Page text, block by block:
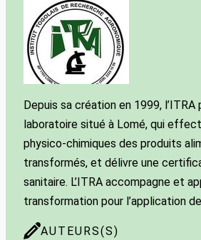
Depuis sa création en 1999, l’ITRA
laboratoire situé à Lomé, qui
physico-chimiques des produits
transformés, et délivre une
sanitaire. L’ITRA accompagne et
transformation pour l’application
AUTEURS(S)